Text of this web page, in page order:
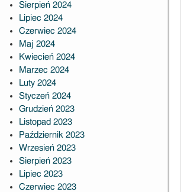
Sierpień 2024
Lipiec 2024
Czerwiec 2024
Maj 2024
Kwiecień 2024
Marzec 2024
Luty 2024
Styczeń 2024
Grudzień 2023
Listopad 2023
Październik 2023
Wrzesień 2023
Sierpień 2023
Lipiec 2023
Czerwiec 2023